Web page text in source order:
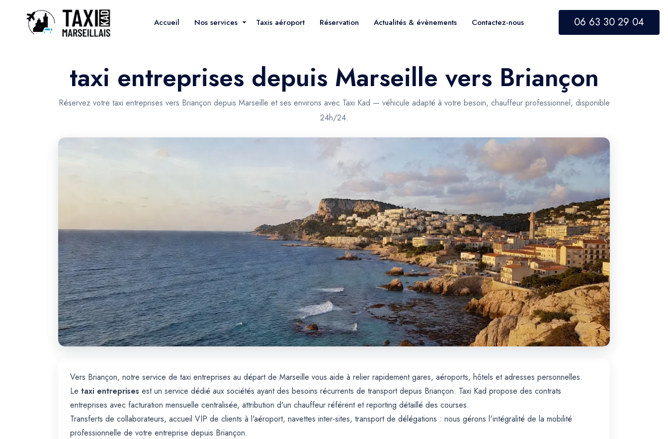
Accueil Nos services Taxis aéroport Réservation Actualités & évènements Contactez-nous 06 63 30 29 04
taxi entreprises depuis Marseille vers Briançon
Réservez votre taxi entreprises vers Briançon depuis Marseille et ses environs avec Taxi Kad — véhicule adapté à votre besoin, chauffeur professionnel, disponible
24h/24.
Vers Briançon, notre service de taxi entreprises au départ de Marseille vous aide à relier rapidement gares, aéroports, hôtels et adresses personnelles.
Le taxi entreprises est un service dédié aux sociétés ayant des besoins récurrents de transport depuis Briançon. Taxi Kad propose des contrats
entreprises avec facturation mensuelle centralisée, attribution d'un chauffeur référent et reporting détaillé des courses.
Transferts de collaborateurs, accueil VIP de clients à l'aéroport, navettes inter-sites, transport de délégations : nous gérons l'intégralité de la mobilité
professionnelle de votre entreprise depuis Briançon.